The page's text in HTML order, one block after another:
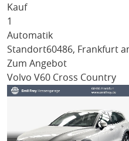
Kauf
1
Automatik
Standort60486, Frankfurt
Zum Angebot
Volvo V60 Cross Country